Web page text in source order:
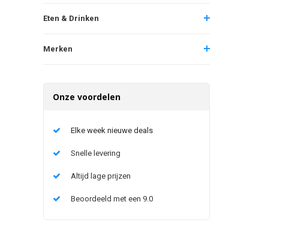
Eten & Drinken
Merken
Onze voordelen
Elke week nieuwe deals
Snelle levering
Altijd lage prijzen
Beoordeeld met een 9.0